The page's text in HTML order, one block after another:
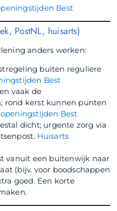
Best
PostNL, huisarts)
anders werken:
buiten reguliere
Best
vaak de
rond kerst kunnen punten
Best
dicht; urgente zorg via
Huisarts
vanuit een buitenwijk naar
(bijv. voor boodschappen
goed. Een korte